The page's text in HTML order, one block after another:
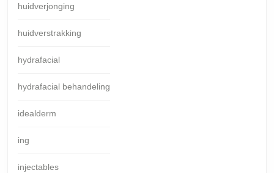
huidverjonging
huidverstrakking
hydrafacial
hydrafacial behandeling
idealderm
ing
injectables